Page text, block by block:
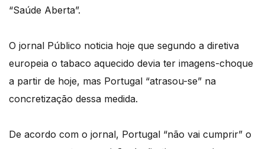
“Saúde Aberta”.
O jornal Público noticia hoje que segundo a diretiva
europeia o tabaco aquecido devia ter imagens-choque
a partir de hoje, mas Portugal “atrasou-se” na
concretização dessa medida.
De acordo com o jornal, Portugal “não vai cumprir” o